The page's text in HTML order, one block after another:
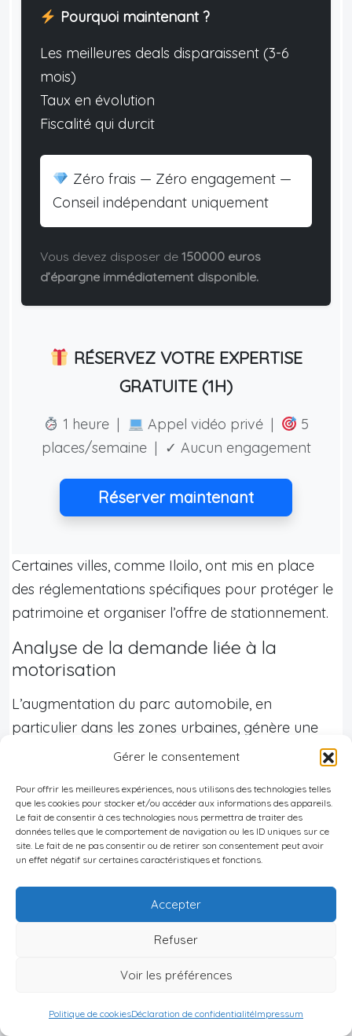
Gérer le consentement
Pour offrir les meilleures expériences, nous utilisons des technologies telles
que les cookies pour stocker et/ou accéder aux informations des appareils.
Le fait de consentir à ces technologies nous permettra de traiter des
données telles que le comportement de navigation ou les ID uniques sur ce
site. Le fait de ne pas consentir ou de retirer son consentement peut avoir
un effet négatif sur certaines caractéristiques et fonctions.
Accepter
Refuser
Voir les préférences
Politique de cookiesDéclaration de confidentialitéImpressum
Pourquoi maintenant ?
Les meilleures deals disparaissent (3-6
mois)
Taux en évolution
Fiscalité qui durcit
Zéro frais — Zéro engagement —
Conseil indépendant uniquement
Vous devez disposer de 150000 euros
d’épargne immédiatement disponible.
RÉSERVEZ VOTRE EXPERTISE
GRATUITE (1H)
1 heure | Appel vidéo privé |
5
places/semaine | ✓ Aucun engagement
Réserver maintenant
Certaines villes, comme Iloilo, ont mis en place
des réglementations spécifiques pour protéger le
patrimoine et organiser l’offre de stationnement.
Analyse de la demande liée à la
motorisation
L’augmentation du parc automobile, en
particulier dans les zones urbaines, génère une
demande croissante de stationnement,
secteur.
Coûts opérationnels
Main-d’œuvre : personnel de sécurité,
équipements de sécurité, systèmes de
paiement automatisés.